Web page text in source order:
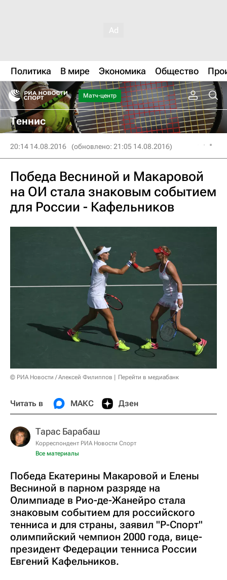
Политика В мире Экономика Общество
Матч-центр
Теннис
20:14 14.08.2016 (обновлено: 21:05 14.08.2016)
Победа Весниной и Макаровой
на ОИ стала знаковым событием
для России - Кафельников
© РИА Новости / Алексей Филиппов Перейти в медиабанк
Читать в МАКС Дзен
Тарас Барабаш
Корреспондент РИА Новости Спорт
Все материалы
Победа Екатерины Макаровой и Елены
Весниной в парном разряде на
Олимпиаде в Рио-де-Жанейро стала
знаковым событием для российского
тенниса и для страны, заявил "Р-Спорт"
олимпийский чемпион 2000 года, вице-
президент Федерации тенниса России
Евгений Кафельников.